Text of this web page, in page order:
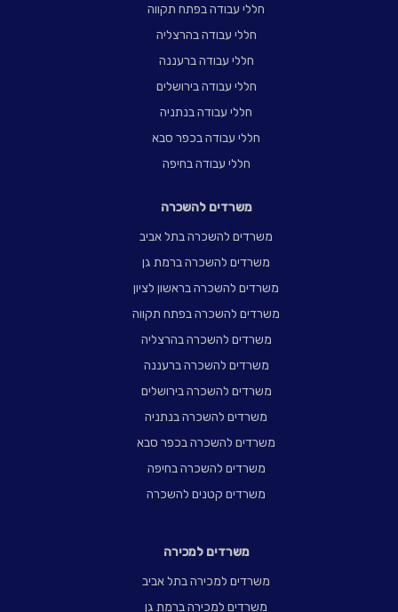
חללי עבודה בפתח תקווה
חללי עבודה בהרצליה
חללי עבודה ברעננה
חללי עבודה בירושלים
חללי עבודה בנתניה
חללי עבודה בכפר סבא
חללי עבודה בחיפה
משרדים להשכרה
משרדים להשכרה בתל אביב
משרדים להשכרה ברמת גן
משרדים להשכרה בראשון לציון
משרדים להשכרה בפתח תקווה
משרדים להשכרה בהרצליה
משרדים להשכרה ברעננה
משרדים להשכרה בירושלים
משרדים להשכרה בנתניה
משרדים להשכרה בכפר סבא
משרדים להשכרה בחיפה
משרדים קטנים להשכרה
משרדים למכירה
משרדים למכירה בתל אביב
משרדים למכירה ברמת גן